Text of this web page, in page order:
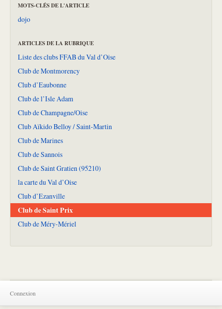
MOTS-CLÉS DE L'ARTICLE
dojo
ARTICLES DE LA RUBRIQUE
Liste des clubs FFAB du Val d’Oise
Club de Montmorency
Club d’Eaubonne
Club de l’Isle Adam
Club de Champagne/Oise
Club Aïkido Belloy / Saint-Martin
Club de Marines
Club de Sannois
Club de Saint Gratien (95210)
la carte du Val d’Oise
Club d’Ezanville
Club de Saint Prix
Club de Méry-Mériel
Connexion